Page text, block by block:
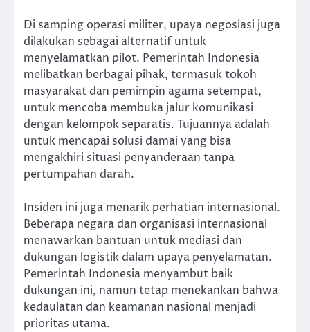
Di samping operasi militer, upaya negosiasi juga
dilakukan sebagai alternatif untuk
menyelamatkan pilot. Pemerintah Indonesia
melibatkan berbagai pihak, termasuk tokoh
masyarakat dan pemimpin agama setempat,
untuk mencoba membuka jalur komunikasi
dengan kelompok separatis. Tujuannya adalah
untuk mencapai solusi damai yang bisa
mengakhiri situasi penyanderaan tanpa
pertumpahan darah.
Insiden ini juga menarik perhatian internasional.
Beberapa negara dan organisasi internasional
menawarkan bantuan untuk mediasi dan
dukungan logistik dalam upaya penyelamatan.
Pemerintah Indonesia menyambut baik
dukungan ini, namun tetap menekankan bahwa
kedaulatan dan keamanan nasional menjadi
prioritas utama.